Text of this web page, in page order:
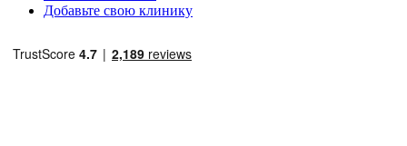
Добавьте свою клинику